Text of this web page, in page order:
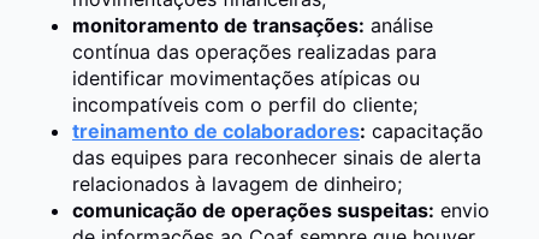
monitoramento de transações: análise
contínua das operações realizadas para
identificar movimentações atípicas ou
incompatíveis com o perfil do cliente;
treinamento de colaboradores: capacitação
das equipes para reconhecer sinais de alerta
relacionados à lavagem de dinheiro;
comunicação de operações suspeitas: envio